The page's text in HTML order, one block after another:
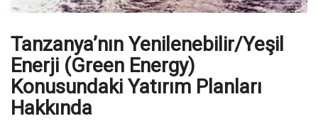
Tanzanya’nın Yenilenebilir/Yeşil
Enerji (Green Energy)
Konusundaki Yatırım Planları
Hakkında